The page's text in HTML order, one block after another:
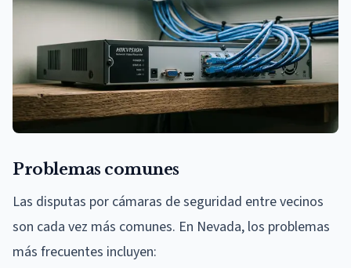
Problemas comunes
Las disputas por cámaras de seguridad entre vecinos
son cada vez más comunes. En Nevada, los problemas
más frecuentes incluyen: